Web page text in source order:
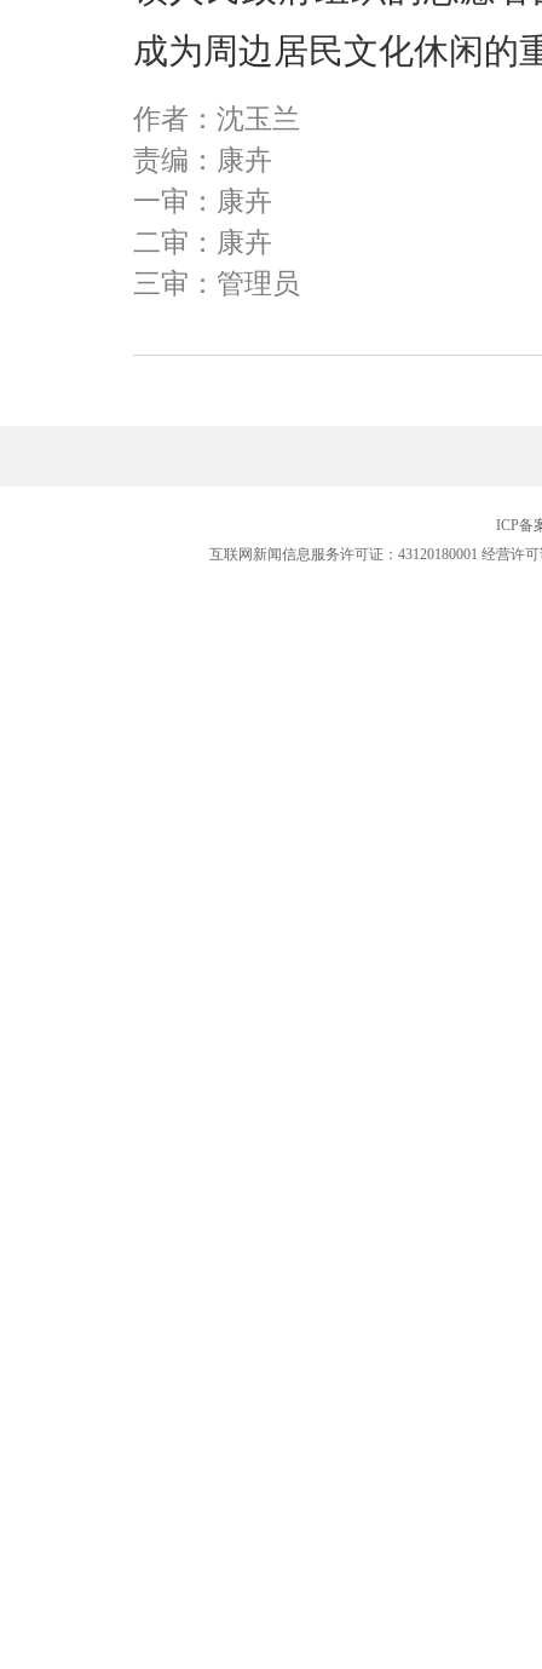
成为周边居民文化休闲的
作者：沈玉兰
责编：康卉
一审：康卉
二审：康卉
三审：管理员
ICP备
互联网新闻信息服务许可证：43120180001 经营许可